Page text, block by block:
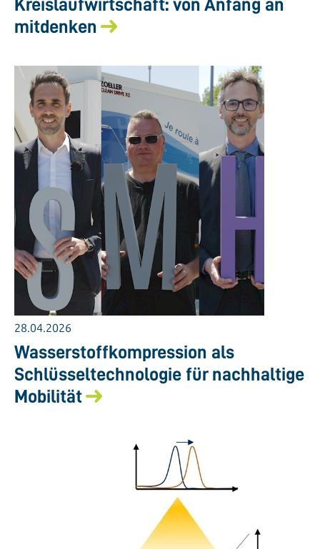
Kreislaufwirtschaft: von Anfang an
mitdenken
28.04.2026
Wasserstoffkompression als
Schlüsseltechnologie für nachhaltige
Mobilität